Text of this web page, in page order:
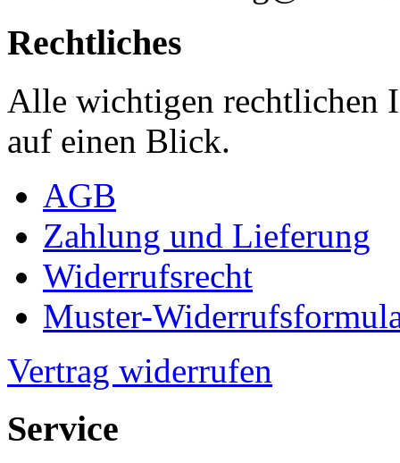
Rechtliches
Alle wichtigen rechtlichen
auf einen Blick.
AGB
Zahlung und Lieferung
Widerrufsrecht
Muster-
Vertrag widerrufen
Service